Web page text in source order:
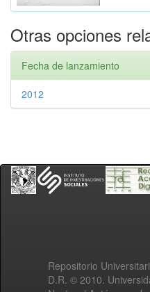
Otras opciones
Fecha de lanzamiento
2012
Repositorio
D.R. © 2010.